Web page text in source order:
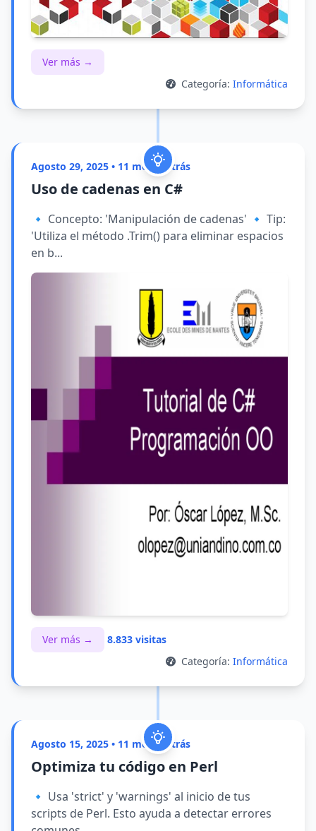
Ver más →
Categoría: Informática
Agosto 29, 2025 • 11 meses atrás
Uso de cadenas en C#
🔹 Concepto: 'Manipulación de cadenas' 🔹 Tip:
'Utiliza el método .Trim() para eliminar espacios
en b...
Ver más →
8.833 visitas
Categoría: Informática
Agosto 15, 2025 • 11 meses atrás
Optimiza tu código en Perl
🔹 Usa 'strict' y 'warnings' al inicio de tus
scripts de Perl. Esto ayuda a detectar errores